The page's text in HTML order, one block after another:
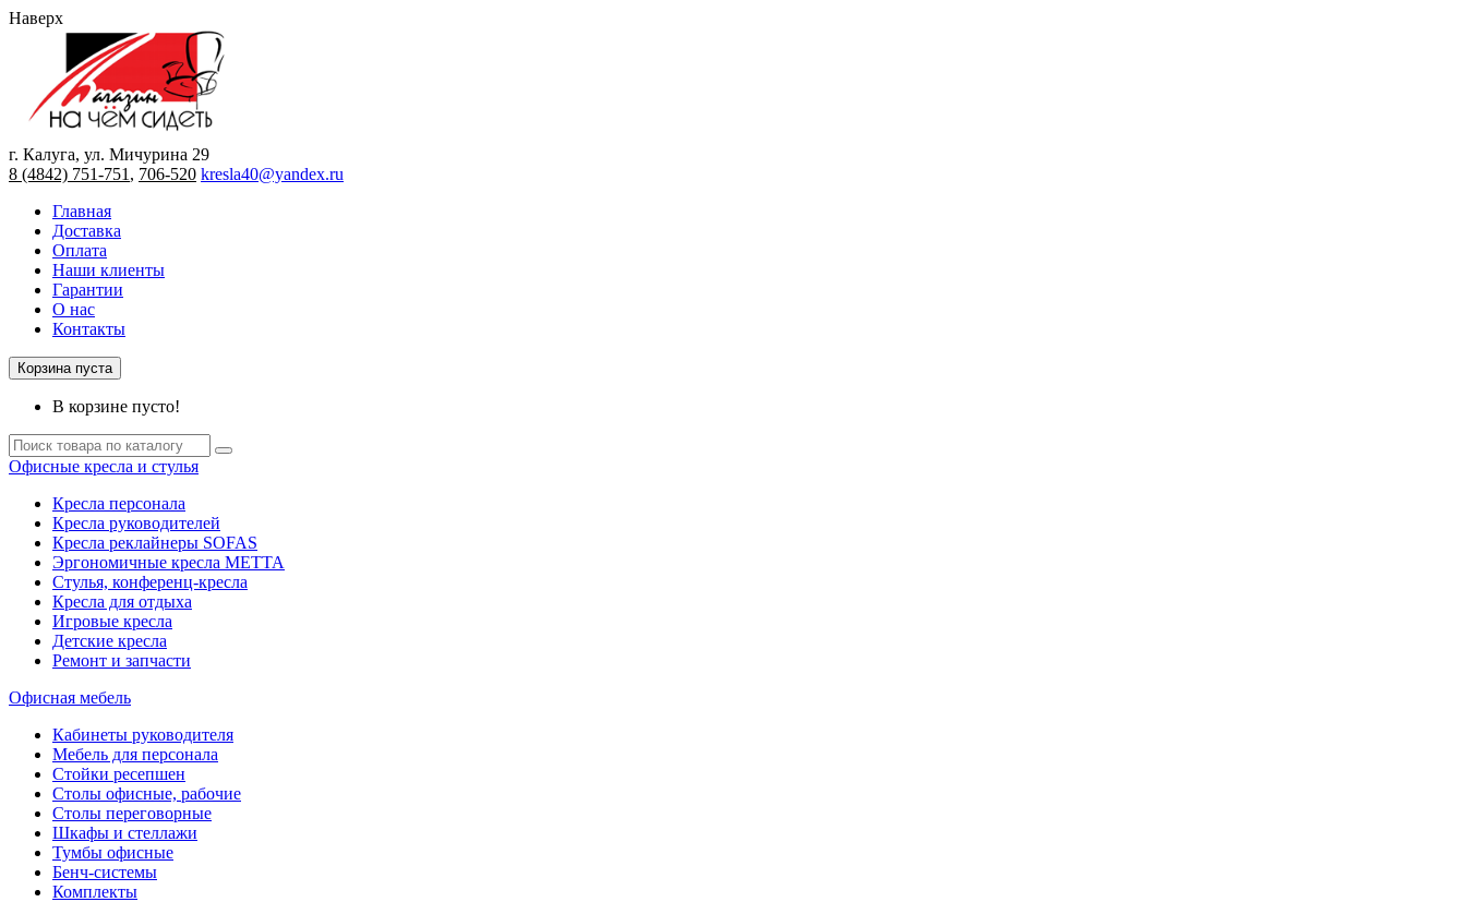
Наверх
г. Калуга, ул. Мичурина 29
8 (4842) 751-751 , 706-520 kresla40@yandex.ru
Главная
Доставка
Оплата
Наши клиенты
Гарантии
О нас
Контакты
Корзина пуста
В корзине пусто!
Офисные кресла и стулья
Кресла персонала
Кресла руководителей
Кресла реклайнеры SOFAS
Эргономичные кресла МЕТТА
Стулья, конференц-кресла
Кресла для отдыха
Игровые кресла
Детские кресла
Ремонт и запчасти
Офисная мебель
Кабинеты руководителя
Мебель для персонала
Стойки ресепшен
Столы офисные, рабочие
Столы переговорные
Шкафы и стеллажи
Тумбы офисные
Бенч-системы
Комплекты